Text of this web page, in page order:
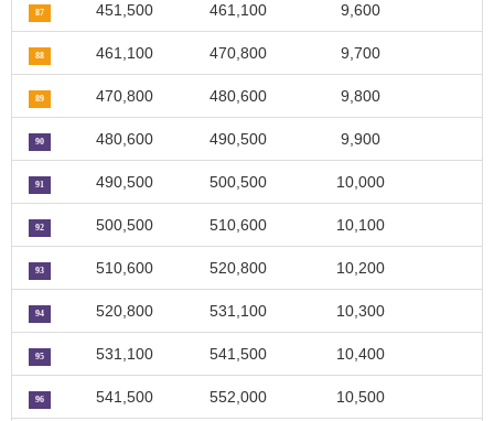
87 451,500 461,100 9,600
88 461,100 470,800 9,700
89 470,800 480,600 9,800
90 480,600 490,500 9,900
91 490,500 500,500 10,000
92 500,500 510,600 10,100
93 510,600 520,800 10,200
94 520,800 531,100 10,300
95 531,100 541,500 10,400
96 541,500 552,000 10,500